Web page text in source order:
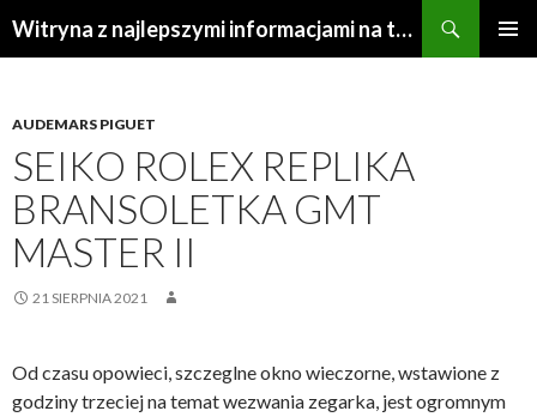
Witryna z najlepszymi informacjami na temat repliki zegarków
AUDEMARS PIGUET
SEIKO ROLEX REPLIKA
BRANSOLETKA GMT
MASTER II
21 SIERPNIA 2021
Od czasu opowieci, szczeglne okno wieczorne, wstawione z
godziny trzeciej na temat wezwania zegarka, jest ogromnym